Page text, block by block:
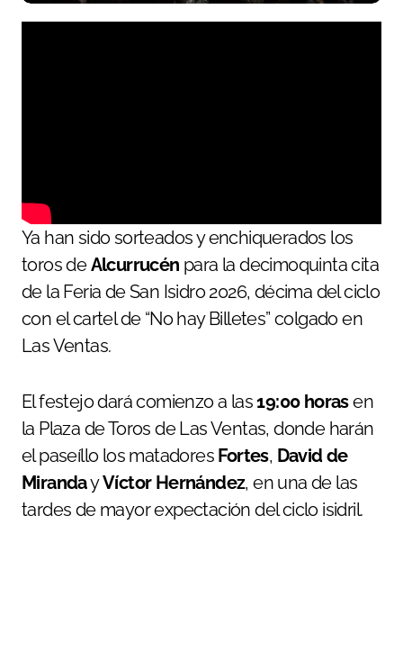
Ya han sido sorteados y enchiquerados los
toros deAlcurrucén para la decimoquinta cita
de la Feria de San Isidro 2026, décima del ciclo
con el cartel de “No hay Billetes” colgado en
Las Ventas.
El festejo dará comienzo a las19:00 horasen
la Plaza de Toros de Las Ventas, donde harán
el paseíllo los matadores Fortes, David de
MirandayVíctor Hernández, en una de las
tardes de mayor expectación del ciclo isidril.